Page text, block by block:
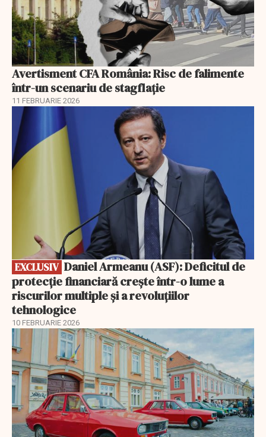
Avertisment CFA România: Risc de falimente
într-un scenariu de stagflație
11 FEBRUARIE 2026
EXCLUSIV
EXCLUSIV
protecție financiară crește într-o lume a
riscurilor multiple și a revoluțiilor
tehnologice
10 FEBRUARIE 2026